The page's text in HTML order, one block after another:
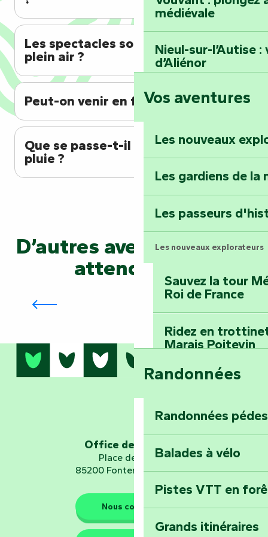
médiévale
Nieul-sur-l’Autise
d’Aliénor
Foussais-Payré :
Faymoreau :
épopée minière
Terre d’étoiles :
Vos aventures
Les nouveaux
Les gardiens de la
Les passeurs
Les nouveaux explorateurs
Sauvez la tour
Roi de France
Ridez en
Marais Poitevin
Embarquez pour
Explorez
d’orientation «
Les gardiens de la nature
Randonnées
Randonnées
Balades à vélo
Pistes VTT en
Grands itinéraires
Les spectacles sont-ils en
plein air ?
Peut-on venir en famille ?
Que se passe-t-il en cas de
pluie ?
D’autres aventures vous
attendent…
Saison culturelle René Cassin – La
Gare
Office de tourisme
Place de Verdun
85200 Fontenay-le-Comte
Nous contacter